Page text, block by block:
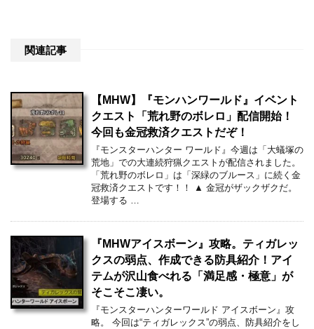
関連記事
【MHW】『モンハンワールド』イベント
クエスト「荒れ野のボレロ」配信開始！
今回も金冠救済クエストだぞ！
『モンスターハンター ワールド』今週は「大蟻塚の
荒地」での大連続狩猟クエストが配信されました。
「荒れ野のボレロ」は「深緑のブルース」に続く金
冠救済クエストです！！ ▲ 金冠がザックザクだ。
登場する …
『MHWアイスボーン』攻略。ティガレッ
クスの弱点、作成できる防具紹介！アイ
テムが沢山食べれる「満足感・極意」が
そこそこ凄い。
『モンスターハンターワールド アイスボーン』攻
略。 今回は“ティガレックス”の弱点、防具紹介をし